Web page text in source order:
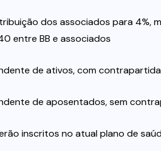
dos associados para
entre BB e associados
de ativos, com
de aposentados, sem
inscritos no atual plano de